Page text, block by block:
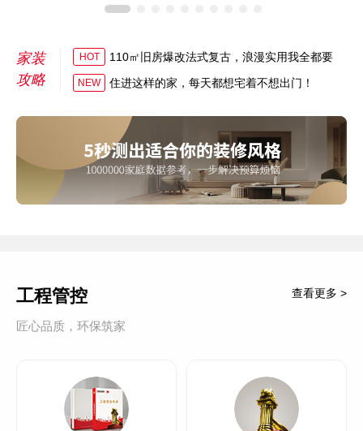
家装
攻略
HOT 110㎡旧房爆改法式复古，浪漫实用我全都要
NEW 住进这样的家，每天都想宅着不想出门！
工程管控
匠心品质，环保筑家
查看更多 >